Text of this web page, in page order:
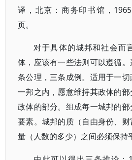
译，北京：商务印书馆，
页。
对于具体的城邦和社会而
体，应该有一些法则可以遵循
条公理，三条成例。适用于一切
一邦之内，愿意维持其政体的
政体的部分。组成每一城邦的
要素。城邦的质（自由身份、
量（人数的多少）之间必须保持